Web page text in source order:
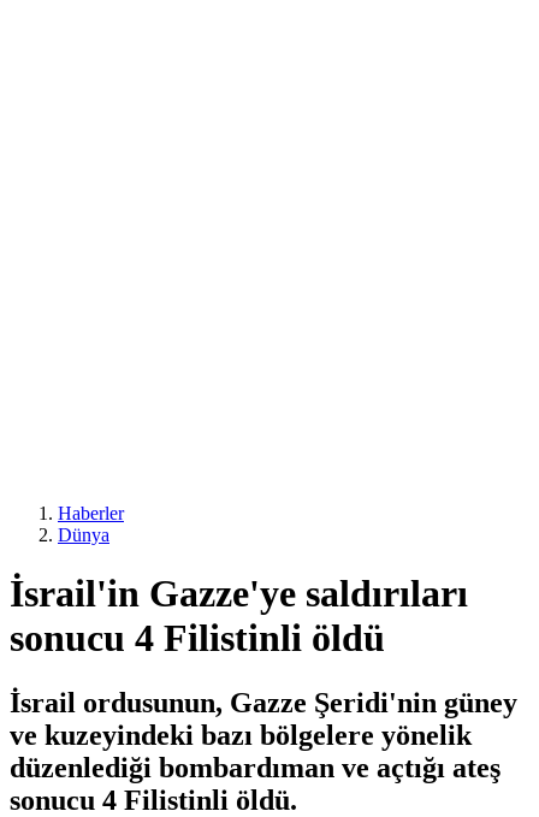
Haberler
Dünya
İsrail'in Gazze'ye saldırıları
sonucu 4 Filistinli öldü
İsrail ordusunun, Gazze Şeridi'nin güney
ve kuzeyindeki bazı bölgelere yönelik
düzenlediği bombardıman ve açtığı ateş
sonucu 4 Filistinli öldü.